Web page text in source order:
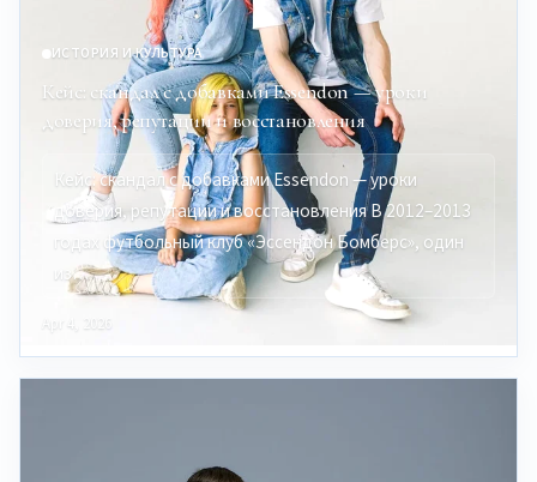
ИСТОРИЯ И КУЛЬТУРА
Кейс: скандал с добавками Essendon — уроки
доверия, репутации и восстановления
Кейс: скандал с добавками Essendon — уроки
доверия, репутации и восстановления В 2012–2013
годах футбольный клуб «Эссендон Бомберс», один
из…
Apr 4, 2026